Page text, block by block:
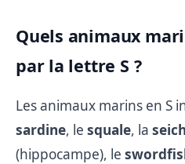
Quels animaux
par la lettre S ?
Les animaux marins en S
sardine, le squale, la
(hippocampe), le